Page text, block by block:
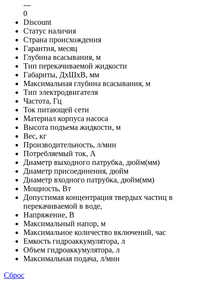
---
0
Discount
Статус наличия
Страна происхождения
Гарантия, месяц
Глубина всасывания, м
Тип перекачиваемой жидкости
Габариты, ДxШxВ, мм
Максимальная глубина всасывания, м
Тип электродвигателя
Частота, Гц
Ток питающей сети
Материал корпуса насоса
Высота подъема жидкости, м
Вес, кг
Производительность, л/мин
Потребляемый ток, А
Диаметр выходного патрубка, дюйм(мм)
Диаметр присоединения, дюйм
Диаметр входного патрубка, дюйм(мм)
Мощность, Вт
Допустимая концентрация твердых частиц в
перекачиваемой в воде,
Напряжение, В
Максимальный напор, м
Максимальное количество включений, час
Емкость гидроаккумулятора, л
Объем гидроаккумулятора, л
Максимальная подача, л/мин
Сброс